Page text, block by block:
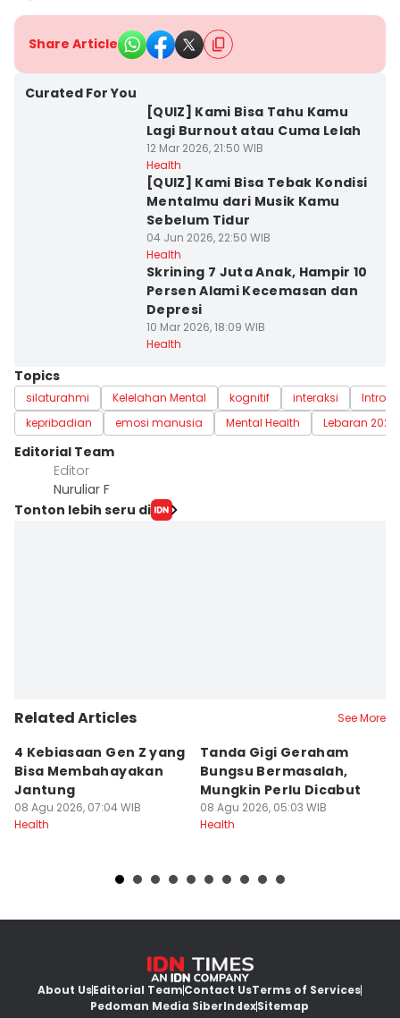
Share Article
Curated For You
[QUIZ] Kami Bisa Tahu Kamu
Lagi Burnout atau Cuma Lelah
12 Mar 2026, 21:50 WIB
Health
[QUIZ] Kami Bisa Tebak Kondisi
Mentalmu dari Musik Kamu
Sebelum Tidur
04 Jun 2026, 22:50 WIB
Health
Skrining 7 Juta Anak, Hampir 10
Persen Alami Kecemasan dan
Depresi
10 Mar 2026, 18:09 WIB
Health
Topics
silaturahmi Kelelahan Mental kognitif interaksi
kepribadian
emosi manusia Mental Health Lebaran 2026
Editorial Team
Editor
Nuruliar F
Tonton lebih seru di
Related Articles See More
4 Kebiasaan Gen Z yang
Bisa Membahayakan
Jantung
08 Agu 2026, 07:04 WIB
Health
Tanda Gigi Geraham
Bungsu Bermasalah,
Mungkin Perlu Dicabut
08 Agu 2026, 05:03 WIB
Health
About UsEditorial TeamContact UsTerms of Services
Pedoman Media SiberIndexSitemap